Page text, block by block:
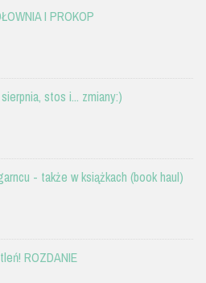
I PROKOP
stos i... zmiany:)
- także w książkach (book haul)
ROZDANIE